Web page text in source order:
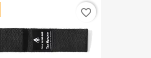
favorite_border